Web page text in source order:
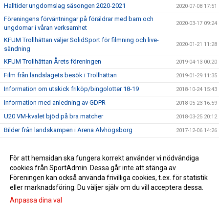
Halltider ungdomslag säsongen 2020-2021 2020-07-08 17:51
Föreningens förväntningar på föräldrar med barn och
ungdomar i våran verksamhet
2020-03-17 09:24
KFUM Trollhättan väljer SolidSport för filmning och live-
sändning
2020-01-21 11:28
KFUM Trollhättan Årets föreningen 2019-04-13 00:20
Film från landslagets besök i Trollhättan 2019-01-29 11:35
Information om utskick friköp/bingolotter 18-19 2018-10-24 15:43
Information med anledning av GDPR 2018-05-23 16:59
U20 VM-kvalet bjöd på bra matcher 2018-03-25 20:12
Bilder från landskampen i Arena Älvhögsborg 2017-12-06 14:26
Stort tack för igår ! 2017-11-28 16:01
Föreningens gamla matchtröjor i Zambia 2017-10-02 10:49
För att hemsidan ska fungera korrekt använder vi nödvändiga
cookies från SportAdmin. Dessa går inte att stänga av.
Föreningen kan också använda frivilliga cookies, t.ex. för statistik
eller marknadsföring. Du väljer själv om du vill acceptera dessa.
Anpassa dina val